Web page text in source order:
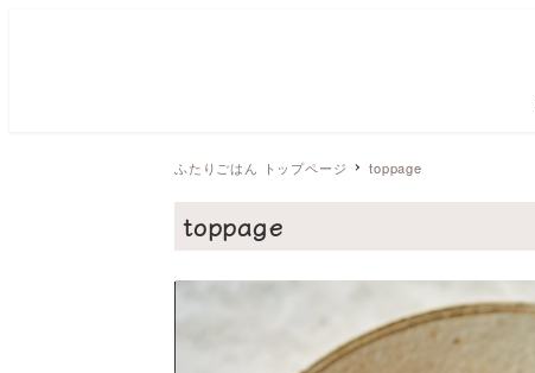
ふたりごはん トップページ toppage
toppage